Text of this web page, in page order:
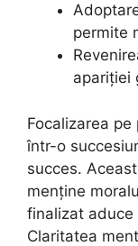
permite
apariției
Focalizarea
într-o
succes.
menține
finalizat aduce
Claritatea